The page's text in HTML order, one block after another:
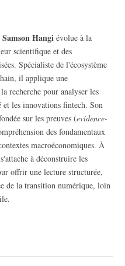
Samson Hangi évolue à la
scientifique et des
Spécialiste de l'écosystème
il applique une
recherche pour analyser les
et les innovations fintech. Son
sur les preuves (evidence-
des fondamentaux
macroéconomiques. À
à déconstruire les
offrir une lecture structurée,
de la transition numérique, loin